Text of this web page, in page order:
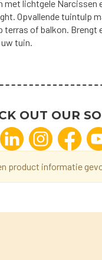
met lichtgele Narcissen
Opvallende tuintulp
terras of balkon. Brengt
tuin.
OUT OUR
product informatie